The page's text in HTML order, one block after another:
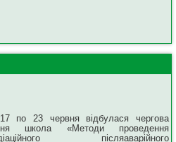
по 23 червня відбулася чергова
школа «Методи проведення
післяаварійного